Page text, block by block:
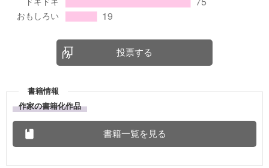
投票する
書籍情報
作家の書籍化作品
書籍一覧を見る